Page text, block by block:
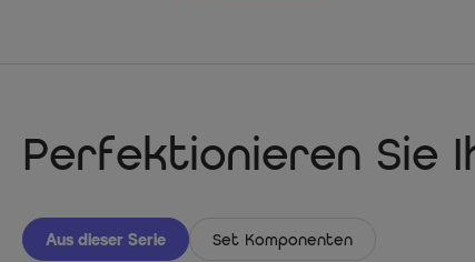
Perfektionieren Sie
Aus dieser Serie Set Komponenten